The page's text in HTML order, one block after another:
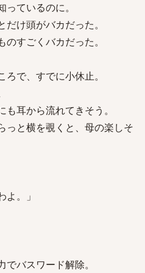
ているのに。
け頭がバカだった。
すごくバカだった。
で、すでに小休止。
耳から流れてきそう。
っと横を覗くと、母の楽しそ
よ。」
バスワード解除。